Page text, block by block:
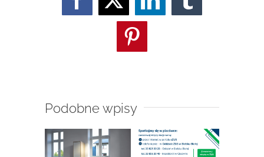
Facebook
TwitterLinkedInTumblr
Pinterest
Podobne wpisy